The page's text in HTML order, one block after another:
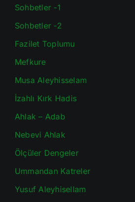
Sohbetler -1
Sohbetler -2
Fazilet Toplumu
Mefkure
Musa Aleyhisselam
İzahlı Kırk Hadis
Ahlak – Adab
Nebevi Ahlak
Ölçüler Dengeler
Ummandan Katreler
Yusuf Aleyhisellam